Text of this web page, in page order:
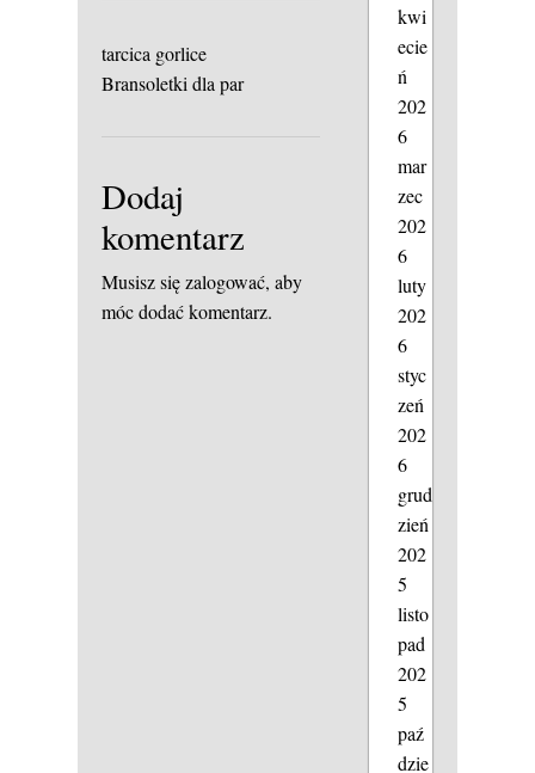
tarcica gorlice
Bransoletki dla par
Dodaj
komentarz
Musisz sięzalogować, aby
móc dodać komentarz.
kwi
ecie
ń
202
6
mar
zec
202
6
luty
202
6
styc
zeń
202
6
grud
zień
202
5
listo
pad
202
5
paź
dzie